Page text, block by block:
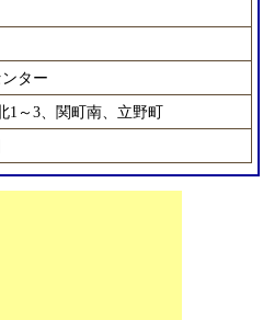
ター
1～3、関町南、立野町